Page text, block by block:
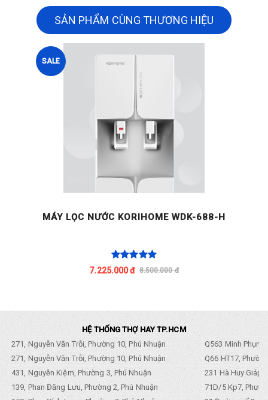
SẢN PHẨM CÙNG THƯƠNG HIỆU
SALE
MÁY LỌC NƯỚC KORIHOME WDK-688-H
7.225.000 đ 8.500.000 đ
HỆ THỐNG THỢ HAY TP.HCM
271, Nguyễn Văn Trỗi, Phường 10, Phú Nhuận
Q563 Minh
271, Nguyễn Văn Trỗi, Phường 10, Phú Nhuận
Q66 HT17,
431, Nguyễn Kiệm, Phường 3, Phú Nhuận
231 Hà Huy Giáp,
139, Phan Đăng Lưu, Phường 2, Phú Nhuận
71D/5 Kp7,